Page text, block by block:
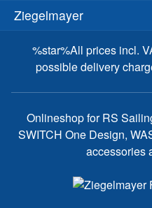
Ziegelmayer
%star%All prices incl.
possible delivery
Onlineshop for RS
SWITCH One Design,
accessories